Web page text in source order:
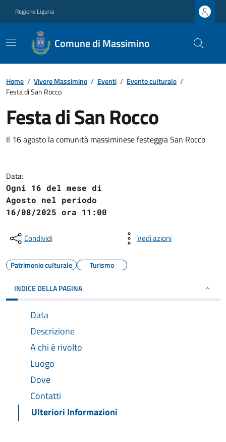
Regione Liguria
Comune di Massimino
Home / Vivere Massimino / Eventi / Evento culturale /
Festa di San Rocco
Festa di San Rocco
Il 16 agosto la comunità massiminese festeggia San Rocco
Data:
Ogni 16 del mese di
Agosto nel periodo
16/08/2025 ora 11:00
Condividi Vedi azioni
Patrimonio culturale Turismo
INDICE DELLA PAGINA
Data
Descrizione
A chi è rivolto
Luogo
Dove
Contatti
Ulteriori Informazioni